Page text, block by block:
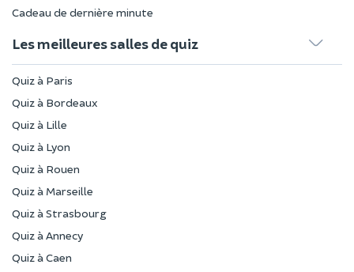
Cadeau de dernière minute
Les meilleures salles de quiz
Quiz à Paris
Quiz à Bordeaux
Quiz à Lille
Quiz à Lyon
Quiz à Rouen
Quiz à Marseille
Quiz à Strasbourg
Quiz à Annecy
Quiz à Caen